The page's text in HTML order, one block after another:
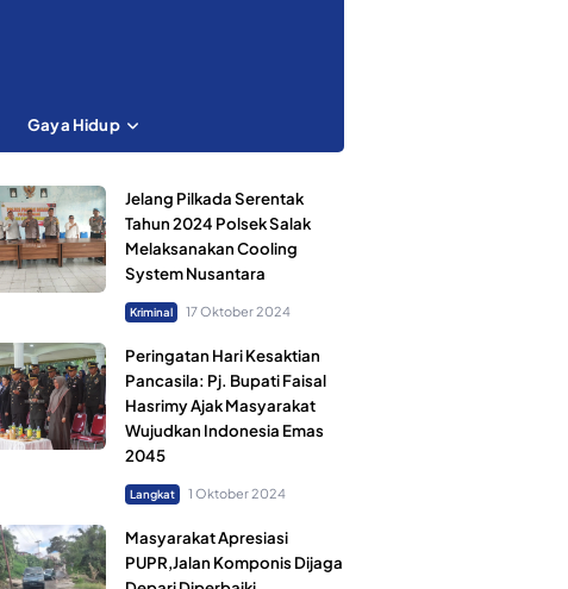
Gaya Hidup
Jelang Pilkada Serentak
Tahun 2024 Polsek Salak
Melaksanakan Cooling
System Nusantara
Kriminal 17 Oktober 2024
Peringatan Hari Kesaktian
Pancasila: Pj. Bupati Faisal
Hasrimy Ajak Masyarakat
Wujudkan Indonesia Emas
2045
Langkat 1 Oktober 2024
Masyarakat Apresiasi
PUPR,Jalan Komponis Dijaga